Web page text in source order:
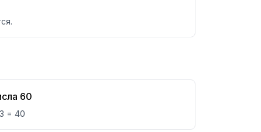
60
= 40